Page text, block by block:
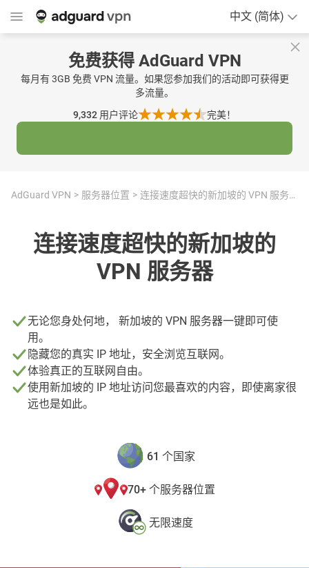
中文 (简体)
免费获得 AdGuard VPN
每月有 3GB 免费 VPN 流量。如果您参加我们的活动即可获得更
多流量。
9,332 用户评论 完美！
AdGuard VPN 服务器位置 连接速度超快的新加坡的 VPN 服务器
连接速度超快的新加坡的
VPN 服务器
无论您身处何地， 新加坡的 VPN 服务器一键即可使
用。
隐藏您的真实 IP 地址，安全浏览互联网。
体验真正的互联网自由。
使用新加坡的 IP 地址访问您最喜欢的内容，即使离家很
远也是如此。
61 个国家
70+ 个服务器位置
无限速度